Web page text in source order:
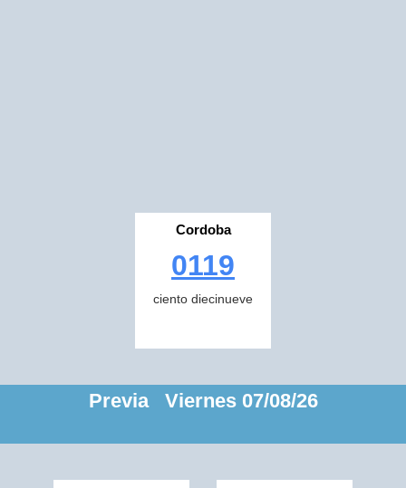
Cordoba
0119
ciento diecinueve
Previa Viernes 07/08/26